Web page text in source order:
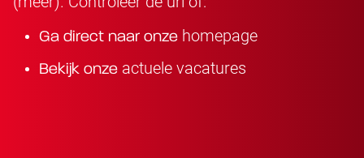
Ga direct naar onze homepage
Bekijk onze actuele vacatures